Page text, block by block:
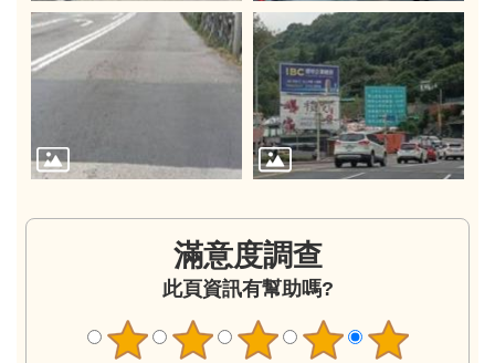
滿意度調查
此頁資訊有幫助嗎?